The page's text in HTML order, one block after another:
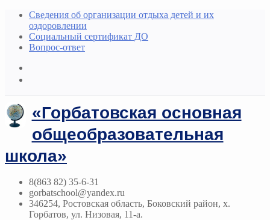
Сведения об организации отдыха детей и их
оздоровлении
Социальный сертификат ДО
Вопрос-ответ
«Горбатовская основная
общеобразовательная
школа»
8(863 82) 35-6-31
gorbatschool@yandex.ru
346254, Ростовская область, Боковский район, х.
Горбатов, ул. Низовая, 11-а.